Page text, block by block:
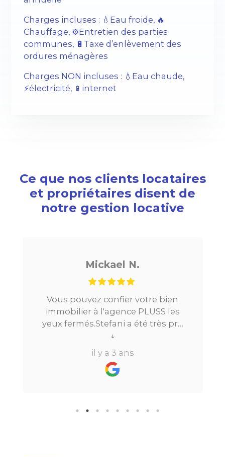
Charges incluses : 💧Eau froide, 🔥
Chauffage, ⚙️Entretien des parties
communes, 🔋Taxe d’enlèvement des
ordures ménagères
Charges NON incluses : 💧Eau chaude,
⚡️électricité, 📱internet
Ce que nos clients locataires
et propriétaires disent de
notre gestion locative
Mickael N.
Vous pouvez confier votre bien
immobilier à l'agence PLUSS les
yeux fermés.Stefani a été très pro
tout au long du processus.Très
réactive, elle a su répondre à
toutes mes questions en moins de
24h par email ou par
supplémentaire est très bien
↓
il y a 3 ans